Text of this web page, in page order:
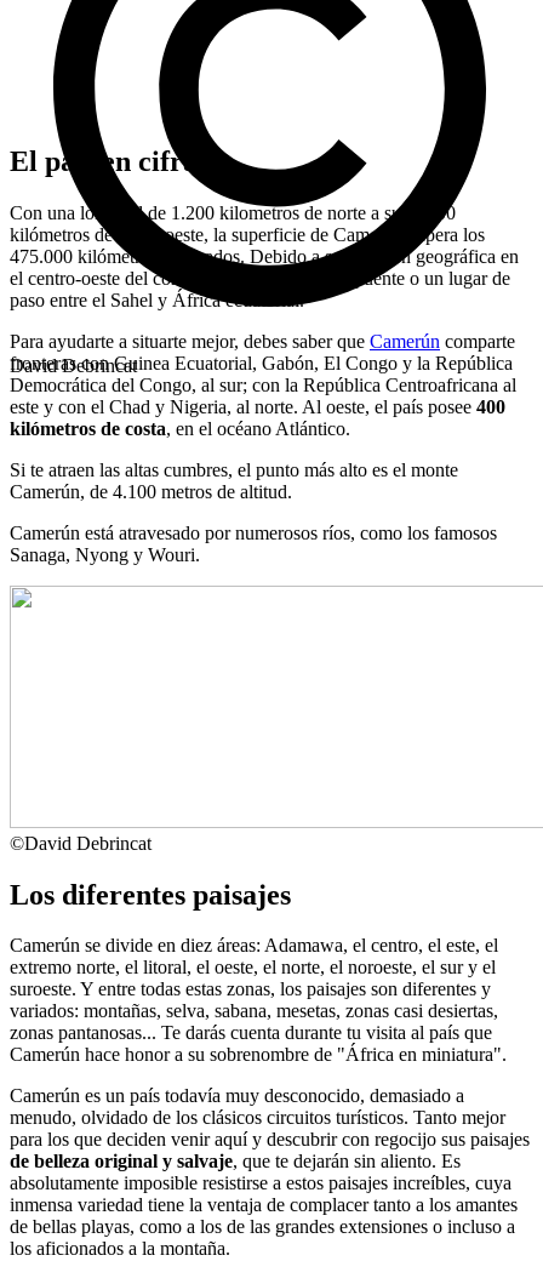
David Debrincat
El país en cifras
Con una longitud de 1.200 kilometros de norte a sur y 800
kilómetros de este a oeste, la superficie de Camerún supera los
475.000 kilómetros cuadrados. Debido a su posición geográfica en
el centro-oeste del continente, sirve como un puente o un lugar de
paso entre el Sahel y África ecuatorial.
Para ayudarte a situarte mejor, debes saber que Camerún ​​comparte
fronteras con Guinea Ecuatorial, Gabón, El Congo y la República
Democrática del Congo, al sur; con la República Centroafricana al
este y con el Chad y Nigeria, al norte. Al oeste, el país posee 400
kilómetros de costa, en el océano Atlántico.
Si te atraen las altas cumbres, el punto más alto es el monte
Camerún, de 4.100 metros de altitud.
Camerún está atravesado por numerosos ríos, como los famosos
Sanaga, Nyong y Wouri.
©David Debrincat
Los diferentes paisajes
Camerún se divide en diez áreas: Adamawa, el centro, el este, el
extremo norte, el litoral, el oeste, el norte, el noroeste, el sur y el
suroeste. Y entre todas estas zonas, los paisajes son diferentes y
variados: montañas, selva, sabana, mesetas, zonas casi desiertas,
zonas pantanosas... Te darás cuenta durante tu visita al país que
Camerún hace honor a su sobrenombre de "África en miniatura".
Camerún es un país todavía muy desconocido, demasiado a
menudo, olvidado de los clásicos circuitos turísticos. Tanto mejor
para los que deciden venir aquí y descubrir con regocijo sus paisajes
de belleza original y salvaje, ​​que te dejarán sin aliento. Es
absolutamente imposible resistirse a estos paisajes increíbles, cuya
inmensa variedad tiene la ventaja de complacer tanto a los amantes
de bellas playas, como a los de las grandes extensiones o incluso a
los aficionados a la montaña.